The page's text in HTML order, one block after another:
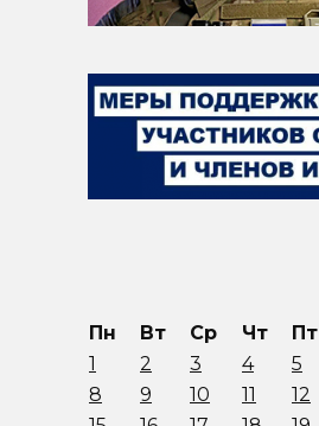
Пн Вт Ср Чт Пт
1
2 3 4 5
8
9 10 11 12